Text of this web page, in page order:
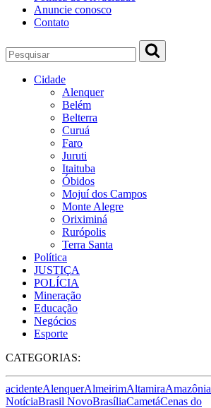
Anuncie conosco
Contato
Cidade
Alenquer
Belém
Belterra
Curuá
Faro
Juruti
Itaituba
Óbidos
Mojuí dos Campos
Monte Alegre
Oriximiná
Rurópolis
Terra Santa
Política
JUSTIÇA
POLÍCIA
Mineração
Educação
Negócios
Esporte
CATEGORIAS:
acidenteAlenquerAlmeirimAltamiraAmazônia
NotíciaBrasil NovoBrasíliaCametáCenas do